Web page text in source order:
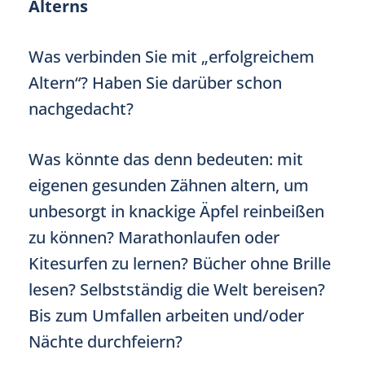
Alterns
Was verbinden Sie mit „erfolgreichem
Altern“? Haben Sie darüber schon
nachgedacht?
Was könnte das denn bedeuten: mit
eigenen gesunden Zähnen altern, um
unbesorgt in knackige Äpfel reinbeißen
zu können? Marathonlaufen oder
Kitesurfen zu lernen? Bücher ohne Brille
lesen? Selbstständig die Welt bereisen?
Bis zum Umfallen arbeiten und/oder
Nächte durchfeiern?